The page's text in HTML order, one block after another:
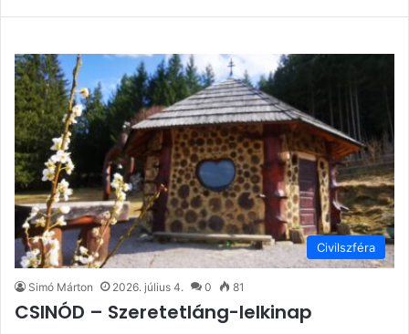
Civilszféra
Simó Márton 2026. július 4. 0 81
CSINÓD – Szeretetláng-lelkinap